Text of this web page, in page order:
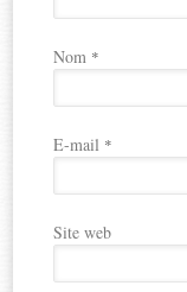
Nom *
E-mail *
Site web